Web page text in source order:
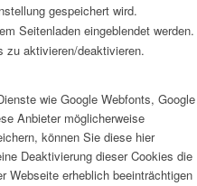
gespeichert wird.
Seitenladen eingeblendet werden.
zu aktivieren/deaktivieren.
wie Google Webfonts, Google
Anbieter möglicherweise
können Sie diese hier
Deaktivierung dieser Cookies die
Webseite erheblich beeinträchtigen